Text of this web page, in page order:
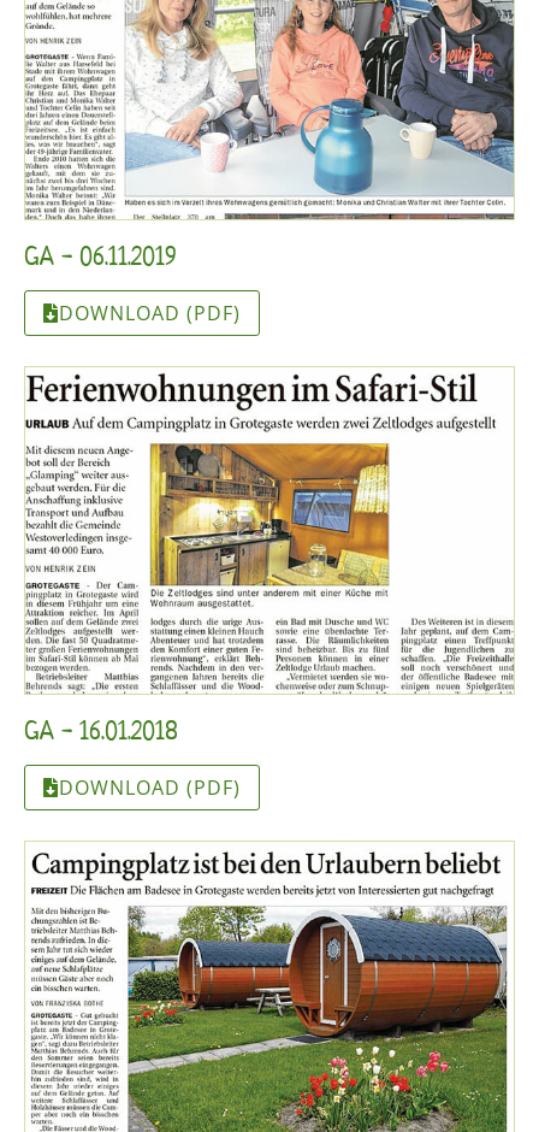
GA - 06.11.2019
DOWNLOAD (PDF)
GA - 16.01.2018
DOWNLOAD (PDF)